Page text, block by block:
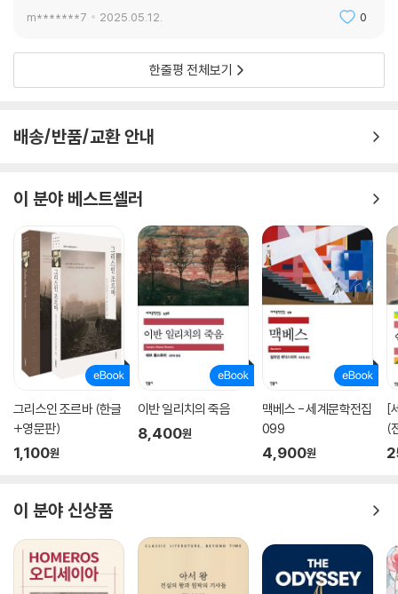
m*******7 2025.05.12. 0
한줄평 전체보기
배송/반품/교환 안내
이 분야 베스트셀러
그리스인 조르바 (한글
+영문판)
1,100원
이반 일리치의 죽음
8,400원
맥베스 - 세계문학전집
099
4,900원
[
(
이 분야 신상품